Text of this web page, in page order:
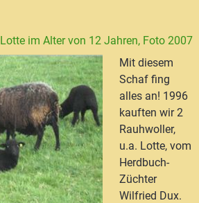
Lotte im Alter von 12 Jahren, Foto 2007
Mit diesem
Schaf fing
alles an! 1996
kauften wir 2
Rauhwoller,
u.a. Lotte, vom
Herdbuch-
Züchter
Wilfried Dux.